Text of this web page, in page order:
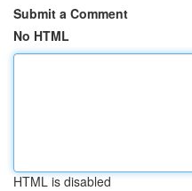
Submit a Comment
No HTML
HTML is disabled